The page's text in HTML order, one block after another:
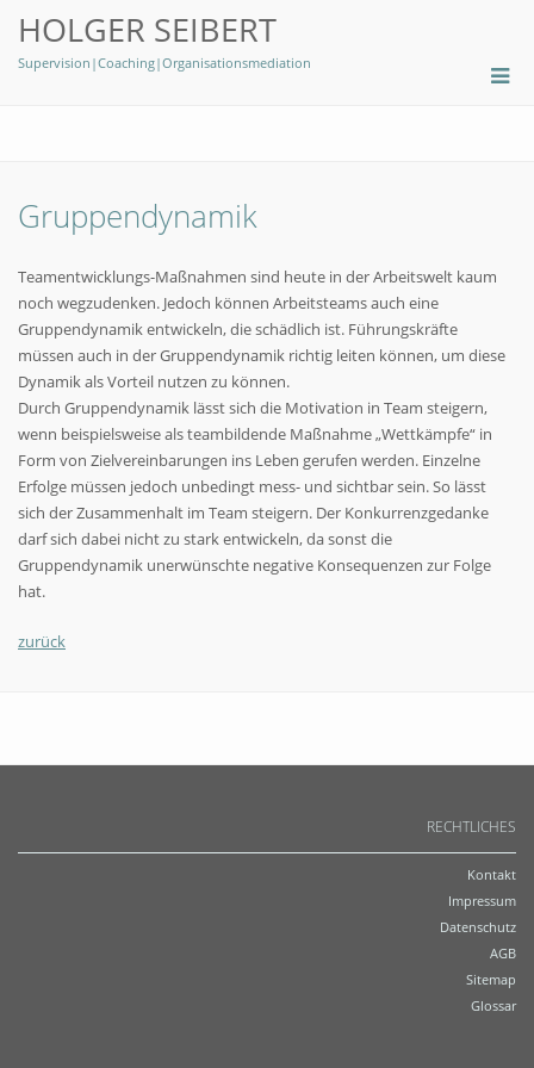
HOLGER SEIBERT
Supervision|Coaching|Organisationsmediation
Gruppendynamik
Teamentwicklungs-Maßnahmen sind heute in der Arbeitswelt kaum
noch wegzudenken. Jedoch können Arbeitsteams auch eine
Gruppendynamik entwickeln, die schädlich ist. Führungskräfte
müssen auch in der Gruppendynamik richtig leiten können, um diese
Dynamik als Vorteil nutzen zu können.
Durch Gruppendynamik lässt sich die Motivation in Team steigern,
wenn beispielsweise als teambildende Maßnahme „Wettkämpfe“ in
Form von Zielvereinbarungen ins Leben gerufen werden. Einzelne
Erfolge müssen jedoch unbedingt mess- und sichtbar sein. So lässt
sich der Zusammenhalt im Team steigern. Der Konkurrenzgedanke
darf sich dabei nicht zu stark entwickeln, da sonst die
Gruppendynamik unerwünschte negative Konsequenzen zur Folge
hat.
zurück
RECHTLICHES
Kontakt
Impressum
Datenschutz
AGB
Sitemap
Glossar